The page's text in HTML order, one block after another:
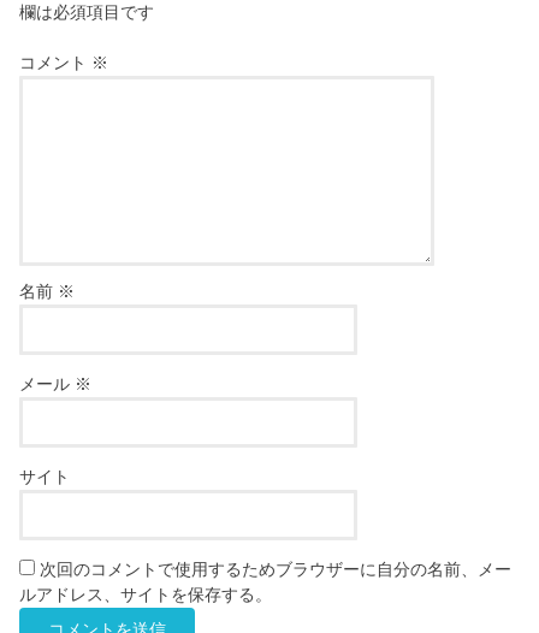
欄は必須項目です
コメント ※
名前 ※
メール ※
サイト
次回のコメントで使用するためブラウザーに自分の名前、メー
ルアドレス、サイトを保存する。